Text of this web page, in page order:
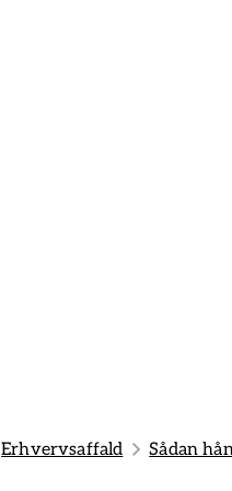
Erhvervsaffald Sådan